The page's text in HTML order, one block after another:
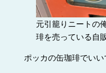
元引籠りニートの
琲を売っている自
ポッカの缶珈琲でいい